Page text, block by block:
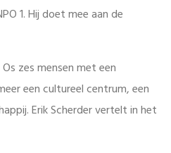
1. Hij doet mee aan de
zes mensen met een
een cultureel centrum, een
Erik Scherder vertelt in het